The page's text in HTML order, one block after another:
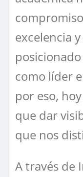
excelencia
como líder
por eso,
que dar
que nos
A través de